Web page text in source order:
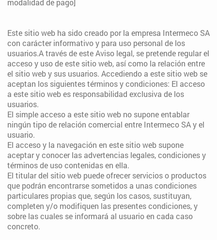
modalidad de pago]
Este sitio web ha sido creado por la empresa Intermeco SA
con carácter informativo y para uso personal de los
usuarios.A través de este Aviso legal, se pretende regular el
acceso y uso de este sitio web, así como la relación entre
el sitio web y sus usuarios. Accediendo a este sitio web se
aceptan los siguientes términos y condiciones: El acceso
a este sitio web es responsabilidad exclusiva de los
usuarios.
El simple acceso a este sitio web no supone entablar
ningún tipo de relación comercial entre Intermeco SA y el
usuario.
El acceso y la navegación en este sitio web supone
aceptar y conocer las advertencias legales, condiciones y
términos de uso contenidas en ella.
El titular del sitio web puede ofrecer servicios o productos
que podrán encontrarse sometidos a unas condiciones
particulares propias que, según los casos, sustituyan,
completen y/o modifiquen las presentes condiciones, y
sobre las cuales se informará al usuario en cada caso
concreto.